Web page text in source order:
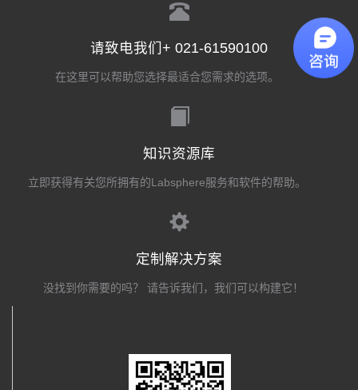
请致电我们+ 021-61590100
在这里可以帮助您选择最适合您需求的选项。
知识资源库
立即获得有关您所拥有的Labsphere服务和软件的帮助。
定制解决方案
没找到你需要的吗？ 请告诉我们，我们可以构建它！